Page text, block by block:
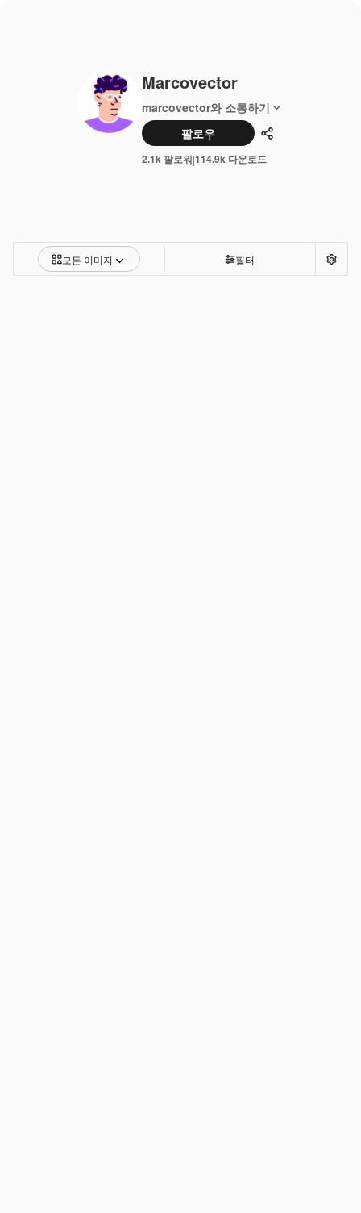
Marcovector
marcovector와 소통하기
팔로우
공유하기
2.1k 팔로워|114.9k 다운로드
모든 이미지 필터